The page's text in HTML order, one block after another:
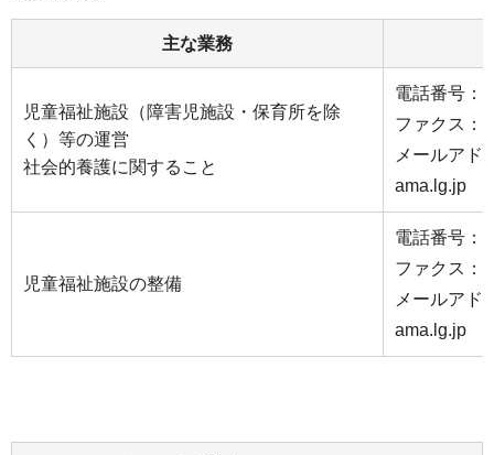
主な業務
児童福祉施設（障害児施設・保育所を除
く）等の運営
社会的養護に関すること
電話番号：
ファクス：
メールアド
ama.lg.jp
児童福祉施設の整備
電話番号：
ファクス：
メールアド
ama.lg.jp